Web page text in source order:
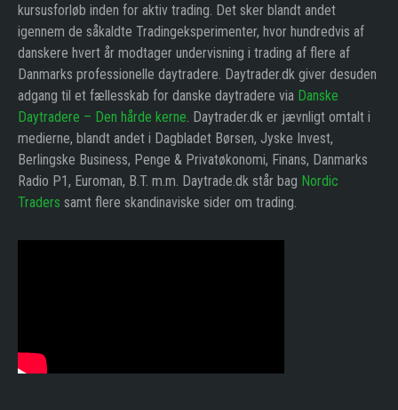
kursusforløb inden for aktiv trading. Det sker blandt andet
igennem de såkaldte Tradingeksperimenter, hvor hundredvis af
danskere hvert år modtager undervisning i trading af flere af
Danmarks professionelle daytradere. Daytrader.dk giver desuden
adgang til et fællesskab for danske daytradere via Danske
Daytradere – Den hårde kerne. Daytrader.dk er jævnligt omtalt i
medierne, blandt andet i Dagbladet Børsen, Jyske Invest,
Berlingske Business, Penge & Privatøkonomi, Finans, Danmarks
Radio P1, Euroman, B.T. m.m. Daytrade.dk står bag Nordic
Traders samt flere skandinaviske sider om trading.